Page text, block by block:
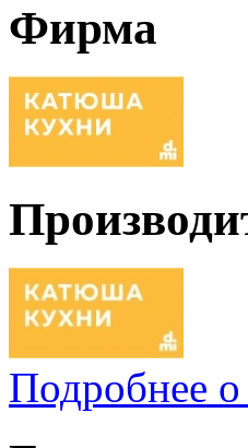
Фирма
Подробнее о